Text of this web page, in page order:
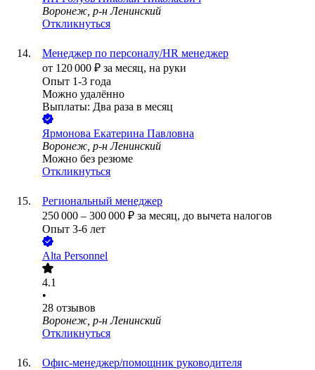
Воронеж, р-н Ленинский
Откликнуться
Менеджер по персоналу/HR менеджер
от 120 000 ₽ за месяц, на руки
Опыт 1-3 года
Можно удалённо
Выплаты: Два раза в месяц
Ярмонова Екатерина Павловна
Воронеж, р-н Ленинский
Можно без резюме
Откликнуться
Региональный менеджер
250 000 – 300 000 ₽ за месяц, до вычета налогов
Опыт 3-6 лет
Alta Personnel
4.1
•
28 отзывов
Воронеж, р-н Ленинский
Откликнуться
Офис-менеджер/помощник руководителя